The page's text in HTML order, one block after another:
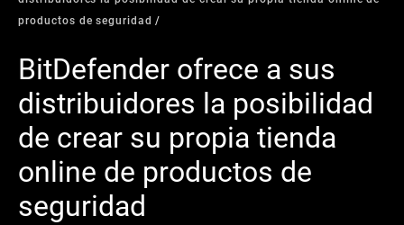
productos de seguridad
BitDefender ofrece a sus
distribuidores la posibilidad
de crear su propia tienda
online de productos de
seguridad